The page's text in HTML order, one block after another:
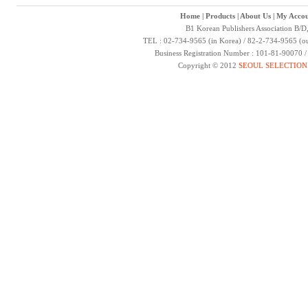
Home| Products| About Us| My
B1 Korean Publishers Association B/
TEL : 02-734-9565 (in Korea) / 82-2-734-9565
Business Registration Number : 101-81-
Copyright © 2012 SEOUL SELECTION